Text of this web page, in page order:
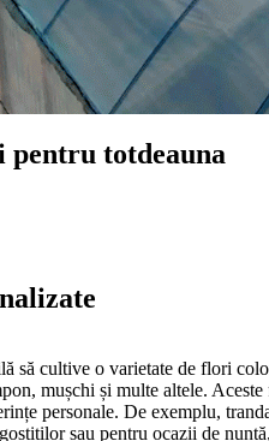
totdeauna
să cultive o varietate de flori
mușchi și multe altele.
personale. De exemplu,
sau pentru ocazii de